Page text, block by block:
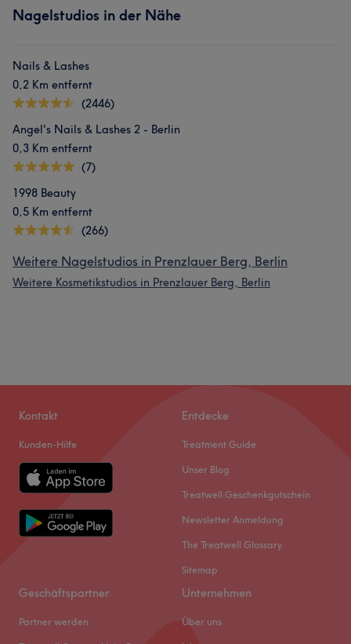
Nagelstudios in der Nähe
Nails & Lashes
0,2 Km entfernt
(2446)
Angel's Nails & Lashes 2 - Berlin
0,3 Km entfernt
(7)
1998 Beauty
0,5 Km entfernt
(266)
Weitere Nagelstudios in Prenzlauer Berg, Berlin
Weitere Kosmetikstudios in Prenzlauer Berg, Berlin
Kontakt
Kunden-Hilfe
Entdecke
Treatment Guide
Unser Blog
Treatwell Geschenkgutschein
Newsletter Anmeldung
The Treatwell Glossary
Sitemap
Geschäftspartner
Partner werden
Unternehmen
Über uns